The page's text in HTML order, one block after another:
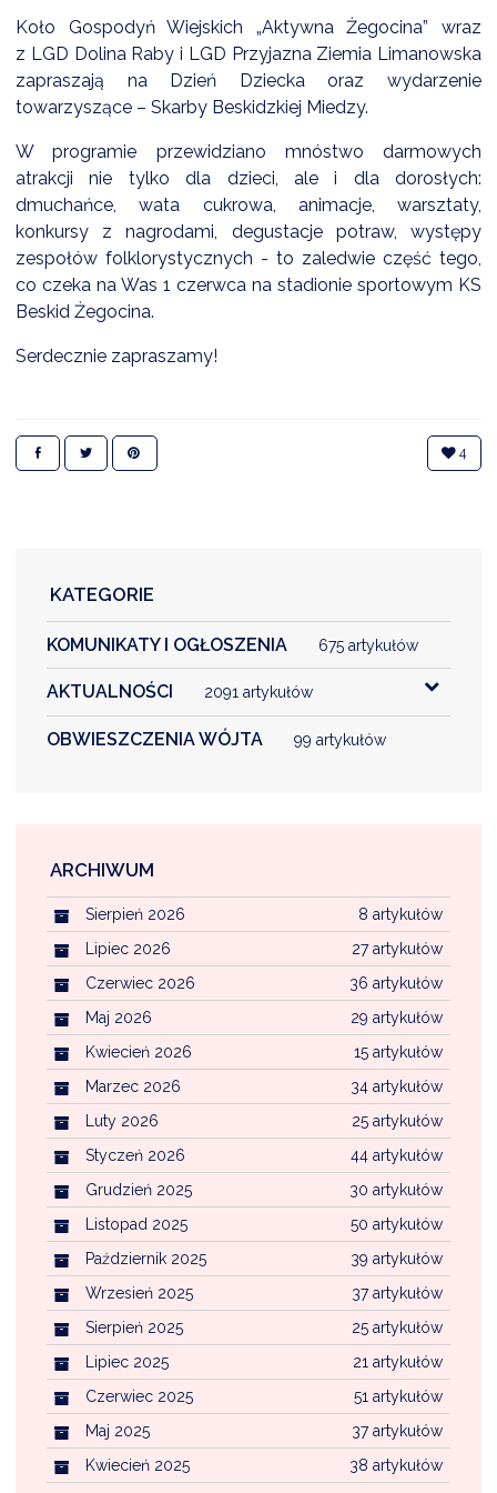
CZYSTE POWIETRZE
EWIDENCJA EMISYJNOŚCI BUDYNKÓW (CEEB)
Koło Gospodyń Wiejskich „Aktywna Żegocina” wraz
z LGD Dolina Raby i LGD Przyjazna Ziemia Limanowska
zapraszają na Dzień Dziecka oraz wydarzenie
towarzyszące – Skarby Beskidzkiej Miedzy.
W programie przewidziano mnóstwo darmowych
atrakcji nie tylko dla dzieci, ale i dla dorosłych:
dmuchańce, wata cukrowa, animacje, warsztaty,
konkursy z nagrodami, degustacje potraw, występy
zespołów folklorystycznych - to zaledwie część tego,
co czeka na Was 1 czerwca na stadionie sportowym KS
Beskid Żegocina.
Serdecznie zapraszamy!
4
KATEGORIE
KOMUNIKATY I OGŁOSZENIA 675 artykułów
AKTUALNOŚCI 2091 artykułów
OBWIESZCZENIA WÓJTA 99 artykułów
ARCHIWUM
8 artykułów
Sierpień 2026
27 artykułów
Lipiec 2026
36 artykułów
Czerwiec 2026
29 artykułów
Maj 2026
15 artykułów
Kwiecień 2026
34 artykułów
Marzec 2026
25 artykułów
Luty 2026
44 artykułów
Styczeń 2026
30 artykułów
Grudzień 2025
50 artykułów
Listopad 2025
39 artykułów
Październik 2025
37 artykułów
Wrzesień 2025
25 artykułów
Sierpień 2025
21 artykułów
Lipiec 2025
51 artykułów
Czerwiec 2025
37 artykułów
Maj 2025
38 artykułów
Kwiecień 2025